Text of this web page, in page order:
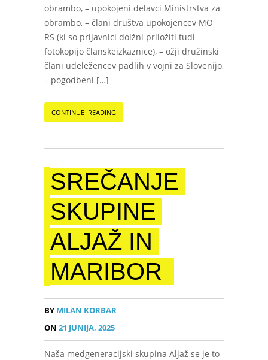
obrambo, – upokojeni delavci Ministrstva za
obrambo, – člani društva upokojencev MO
RS (ki so prijavnici dolžni priložiti tudi
fotokopijo članskeizkaznice), – ožji družinski
člani udeležencev padlih v vojni za Slovenijo,
– pogodbeni […]
CONTINUE READING
SREČANJE
SKUPINE
ALJAŽ IN
MARIBOR
BY MILAN KORBAR
ON 21 JUNIJA, 2025
Naša medgeneracijski skupina Aljaž se je to